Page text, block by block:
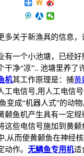
多关于新渔具的信息，
有一个小池塘，已经好
干净“凉”.. 池塘里养了
机其工作原理是：捕黄
工电信号,用人工电信
变成“机器人式”的动物
颡鱼机产生具有一定规
这些电信号施加到黄
,从而使黄颡鱼在神经
动作。 无鳞鱼专用机适